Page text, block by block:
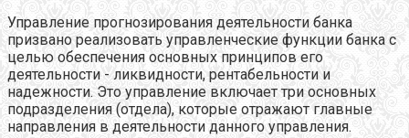
Управление прогнозирования деятельности банка
призвано реализовать управленческие функции банка с
целью обеспечения основных принципов его
деятельности - ликвидности, рентабельности и
надежности. Это управление включает три основных
подразделения (отдела), которые отражают главные
направления в деятельности данного управления.